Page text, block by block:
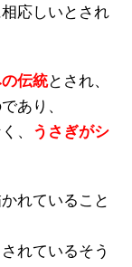
応しいとされ
伝統とされ、
あり、
、
うさぎがシ
れていること
れているそう